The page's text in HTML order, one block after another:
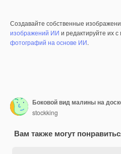
Создавайте собственные
изображений ИИ и редактируйте их
фотографий на основе ИИ.
Боковой вид малины на
stockking
Вам также могут